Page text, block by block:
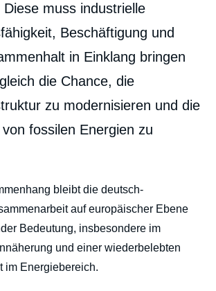
muss industrielle
Beschäftigung und
in Einklang bringen
die Chance, die
zu modernisieren und die
fossilen Energien zu
bleibt die deutsch-
auf europäischer Ebene
Bedeutung, insbesondere im
und einer wiederbelebten
im Energiebereich.